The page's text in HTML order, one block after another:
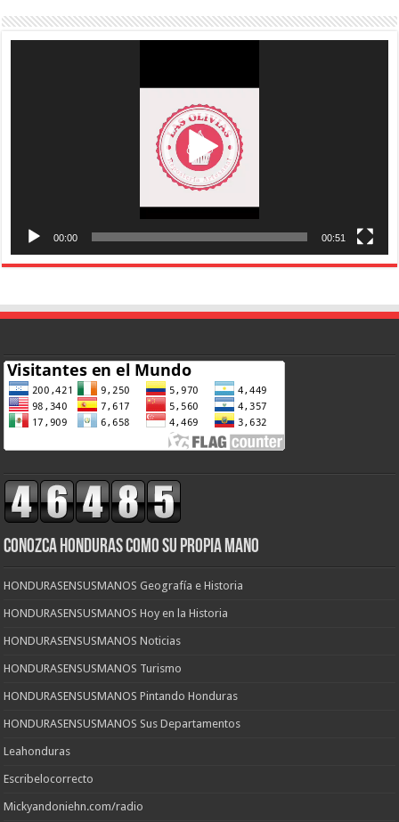
00:00 00:51
CONOZCA HONDURAS COMO SU PROPIA MANO
HONDURASENSUSMANOS Geografía e Historia
HONDURASENSUSMANOS Hoy en la Historia
HONDURASENSUSMANOS Noticias
HONDURASENSUSMANOS Turismo
HONDURASENSUSMANOS Pintando Honduras
HONDURASENSUSMANOS Sus Departamentos
Leahonduras
Escribelocorrecto
Mickyandoniehn.com/radio